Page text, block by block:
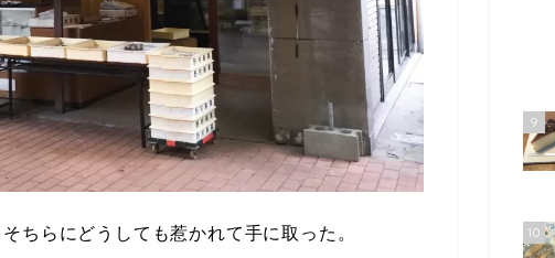
ちらにどうしても惹かれて手に取った。
9
10